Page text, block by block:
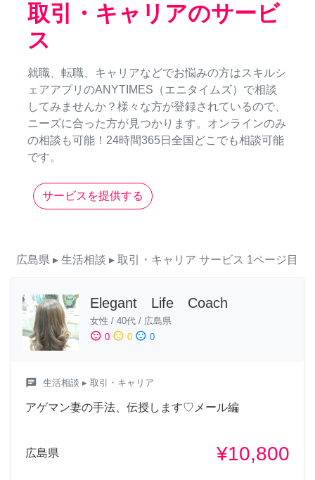
取引・キャリアのサービ
ス
就職、転職、キャリアなどでお悩みの方はスキルシ
ェアアプリのANYTIMES（エニタイムズ）で相談
してみませんか？様々な方が登録されているので、
ニーズに合った方が見つかります。オンラインのみ
の相談も可能！24時間365日全国どこでも相談可能
です。
サービスを提供する
広島県 ▸ 生活相談 ▸ 取引・キャリア サービス 1ページ目
Elegant Life Coach
女性 / 40代 / 広島県
sentiment_satisfied 0 sentiment_neutral 0 sentiment_dissatisfied 0
chat 生活相談 ▸ 取引・キャリア
アゲマン妻の手法、伝授します♡メール編
広島県 ¥10,800